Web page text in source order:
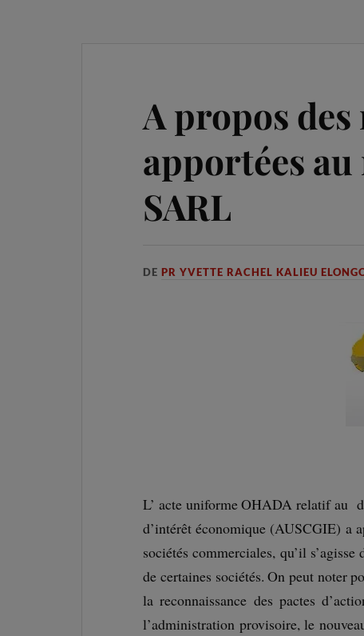
A propos
apportées au
SARL
DEPR YVETTE RACHEL KALIEU
L’ acte uniforme OHADA relatif au
d’intérêt économique (AUSCGIE) a
sociétés commerciales, qu’il
de certaines sociétés. On peut noter
la reconnaissance des pactes
l’administration provisoire, le